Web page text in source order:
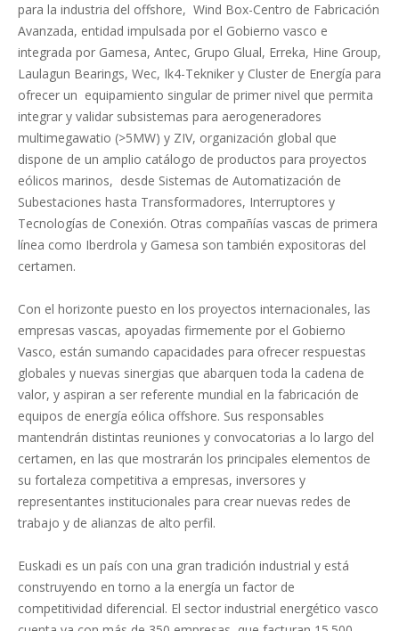
para la industria del offshore, Wind Box-Centro de Fabricación
Avanzada, entidad impulsada por el Gobierno vasco e
integrada por Gamesa, Antec, Grupo Glual, Erreka, Hine Group,
Laulagun Bearings, Wec, Ik4-Tekniker y Cluster de Energía para
ofrecer un equipamiento singular de primer nivel que permita
integrar y validar subsistemas para aerogeneradores
multimegawatio (>5MW) y ZIV, organización global que
dispone de un amplio catálogo de productos para proyectos
eólicos marinos, desde Sistemas de Automatización de
Subestaciones hasta Transformadores, Interruptores y
Tecnologías de Conexión. Otras compañías vascas de primera
línea como Iberdrola y Gamesa son también expositoras del
certamen.
Con el horizonte puesto en los proyectos internacionales, las
empresas vascas, apoyadas firmemente por el Gobierno
Vasco, están sumando capacidades para ofrecer respuestas
globales y nuevas sinergias que abarquen toda la cadena de
valor, y aspiran a ser referente mundial en la fabricación de
equipos de energía eólica offshore. Sus responsables
mantendrán distintas reuniones y convocatorias a lo largo del
certamen, en las que mostrarán los principales elementos de
su fortaleza competitiva a empresas, inversores y
representantes institucionales para crear nuevas redes de
trabajo y de alianzas de alto perfil.
Euskadi es un país con una gran tradición industrial y está
construyendo en torno a la energía un factor de
competitividad diferencial. El sector industrial energético vasco